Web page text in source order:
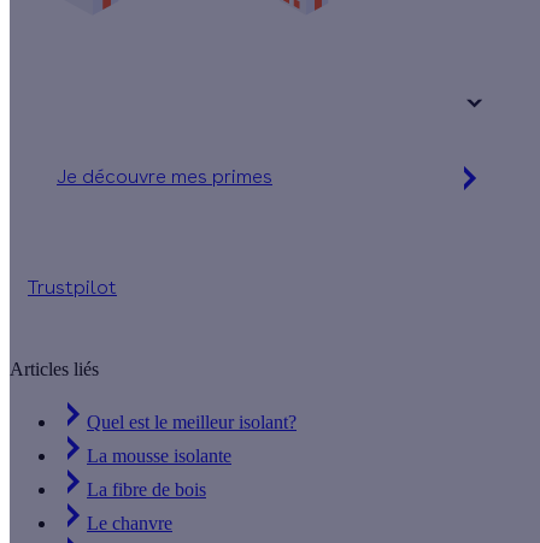
Je découvre mes primes
Trustpilot
Articles liés
Quel est le meilleur isolant?
La mousse isolante
La fibre de bois
Le chanvre